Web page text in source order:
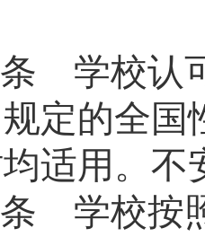
学校认
定的全
适用。不
学校按